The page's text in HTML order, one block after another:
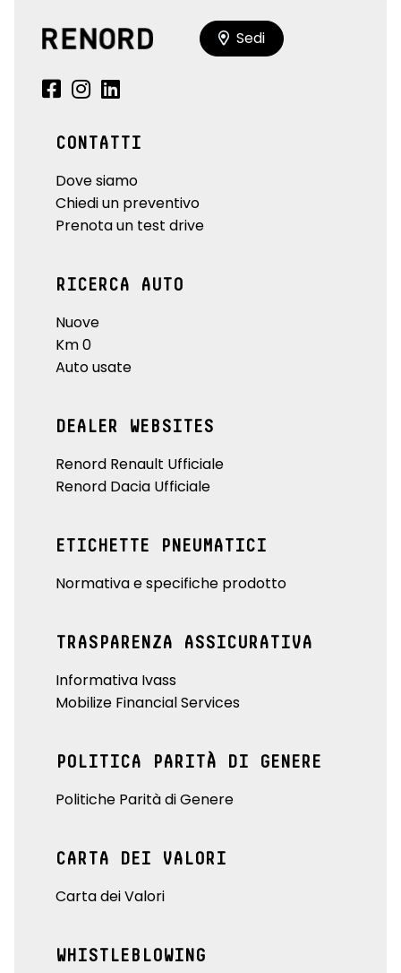
Sedi
CONTATTI
Dove siamo
Chiedi un preventivo
Prenota un test drive
RICERCA AUTO
Nuove
Km 0
Auto usate
DEALER WEBSITES
Renord Renault Ufficiale
Renord Dacia Ufficiale
ETICHETTE PNEUMATICI
Normativa e specifiche prodotto
TRASPARENZA ASSICURATIVA
Informativa Ivass
Mobilize Financial Services
POLITICA PARITÀ DI GENERE
Politiche Parità di Genere
CARTA DEI VALORI
Carta dei Valori
WHISTLEBLOWING